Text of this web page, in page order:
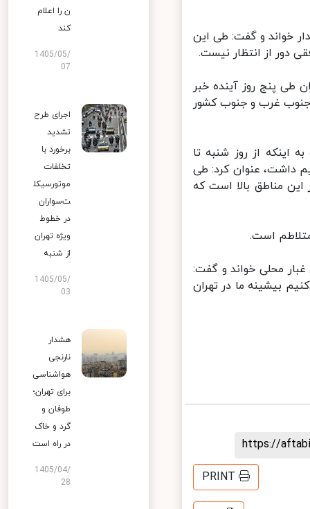
خواند و گفت: طی این
از انتظار نیست.
پنج روز آینده خبر
غرب و جنوب کشور
از روز شنبه تا
داشت، عنوان کرد: طی
مناطق بالا است که
است.
محلی خواند و گفت:
بیشینه ما در تهران
https://
PRINT
ن را اعلام
کند
1405/05/
07
اجرای طرح
تشدید
برخورد با
تخلفات
موتورسیکل
ت‌سواران
در خطوط
ویژه تهران
از شنبه
1405/05/
03
هشدار
نارنجی
هواشناسی
برای تهران؛
طوفان و
گرد و خاک
در راه است
1405/04/
28